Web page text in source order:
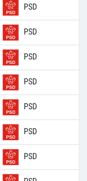
PSD
PSD
PSD
PSD
PSD
PSD
PSD